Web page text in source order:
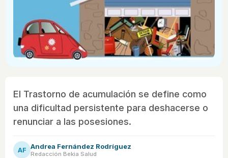
El Trastorno de acumulación se define como
una dificultad persistente para deshacerse o
renunciar a las posesiones.
AF Andrea Fernández Rodríguez
Redacción Bekia Salud